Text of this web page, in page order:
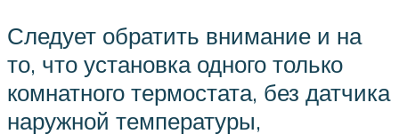
Следует обратить внимание и на
то, что установка одного только
комнатного термостата, без датчика
наружной температуры,